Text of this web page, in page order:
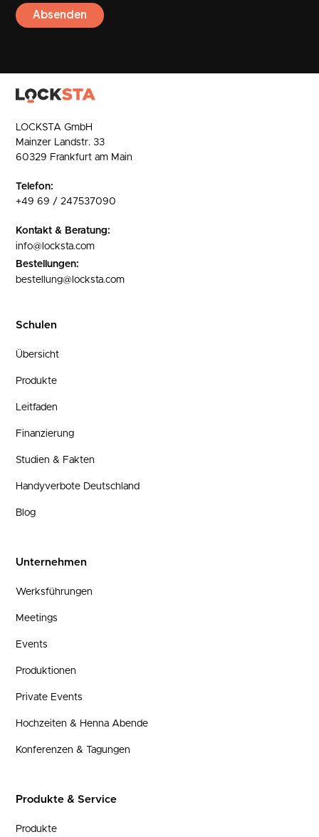
LOCKSTA GmbH
Mainzer Landstr. 33
60329 Frankfurt am Main
Telefon:
+49 69 / 247537090
Kontakt & Beratung:
info@locksta.com
Bestellungen:
bestellung@locksta.com
Schulen
Übersicht
Produkte
Leitfaden
Finanzierung
Studien & Fakten
Handyverbote Deutschland
Blog
Unternehmen
Werksführungen
Meetings
Events
Produktionen
Private Events
Hochzeiten & Henna Abende
Konferenzen & Tagungen
Produkte & Service
Produkte